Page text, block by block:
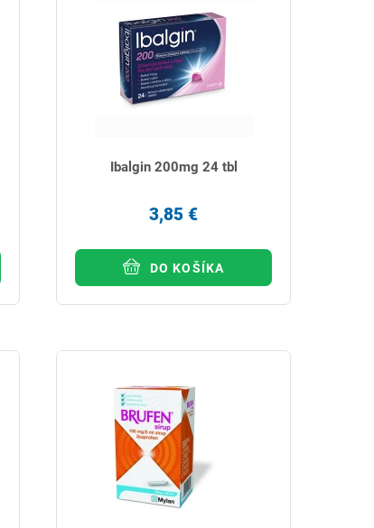
Ibalgin 200mg 24 tbl
3,85 €
DO KOŠÍKA